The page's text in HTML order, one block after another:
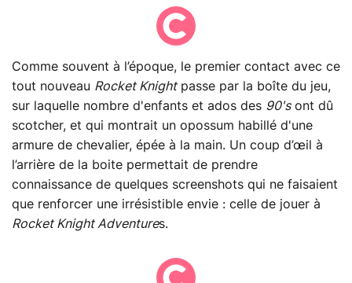
Comme souvent à l’époque, le premier contact avec ce
tout nouveau Rocket Knightpasse par la boîte du jeu,
sur laquelle nombre d'enfants et ados des 90'sont dû
scotcher, et qui montrait un opossum habillé d'une
armure de chevalier, épée à la main. Un coup d’œil à
l’arrière de la boite permettait de prendre
connaissance de quelques screenshots qui ne faisaient
que renforcer une irrésistible envie : celle de jouer à
Rocket Knight Adventures.